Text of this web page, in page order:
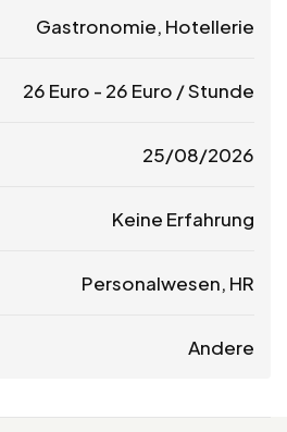
Gastronomie, Hotellerie
26 Euro - 26 Euro / Stunde
25/08/2026
Keine Erfahrung
Personalwesen, HR
Andere